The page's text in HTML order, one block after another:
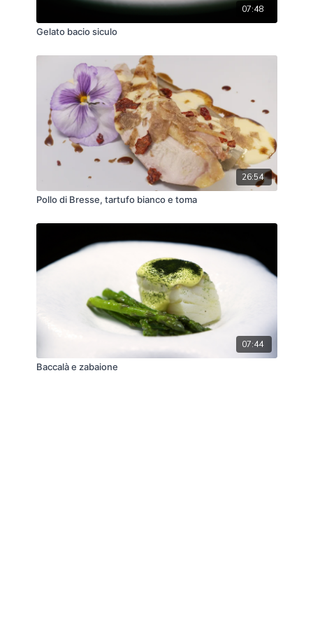
07:48
Gelato bacio siculo
26:54
Pollo di Bresse, tartufo bianco e toma
07:44
Baccalà e zabaione